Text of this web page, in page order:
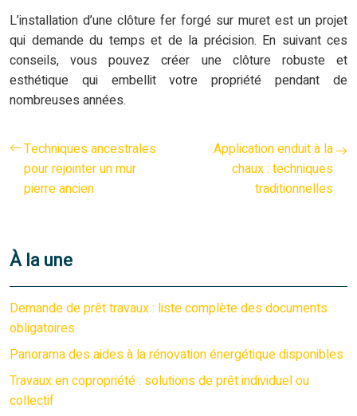
L’installation d’une clôture fer forgé sur muret est un projet
qui demande du temps et de la précision. En suivant ces
conseils, vous pouvez créer une clôture robuste et
esthétique qui embellit votre propriété pendant de
nombreuses années.
Techniques ancestrales
pour rejointer un mur
pierre ancien
Application enduit à la
chaux : techniques
traditionnelles
À la une
Demande de prêt travaux : liste complète des documents
obligatoires
Panorama des aides à la rénovation énergétique disponibles
Travaux en copropriété : solutions de prêt individuel ou
collectif